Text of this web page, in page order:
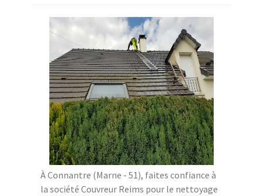
À Connantre (Marne - 51), faites confiance à
la société Couvreur Reims pour le nettoyage